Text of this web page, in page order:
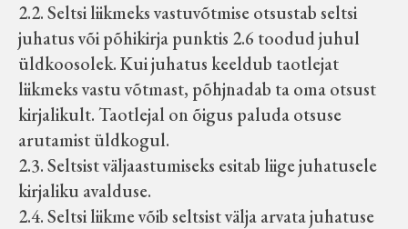
2.2. Seltsi liikmeks vastuvõtmise otsustab seltsi
juhatus või põhikirja punktis 2.6 toodud juhul
üldkoosolek. Kui juhatus keeldub taotlejat
liikmeks vastu võtmast, põhjnadab ta oma otsust
kirjalikult. Taotlejal on õigus paluda otsuse
arutamist üldkogul.
2.3. Seltsist väljaastumiseks esitab liige juhatusele
kirjaliku avalduse.
2.4. Seltsi liikme võib seltsist välja arvata juhatuse